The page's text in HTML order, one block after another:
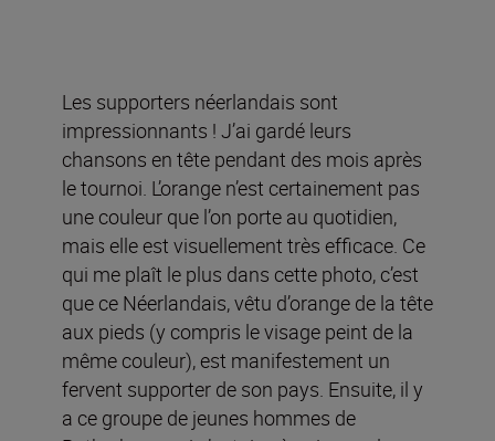
Les supporters néerlandais sont
impressionnants ! J’ai gardé leurs
chansons en tête pendant des mois après
le tournoi. L’orange n’est certainement pas
une couleur que l’on porte au quotidien,
mais elle est visuellement très efficace. Ce
qui me plaît le plus dans cette photo, c’est
que ce Néerlandais, vêtu d’orange de la tête
aux pieds (y compris le visage peint de la
même couleur), est manifestement un
fervent supporter de son pays. Ensuite, il y
a ce groupe de jeunes hommes de